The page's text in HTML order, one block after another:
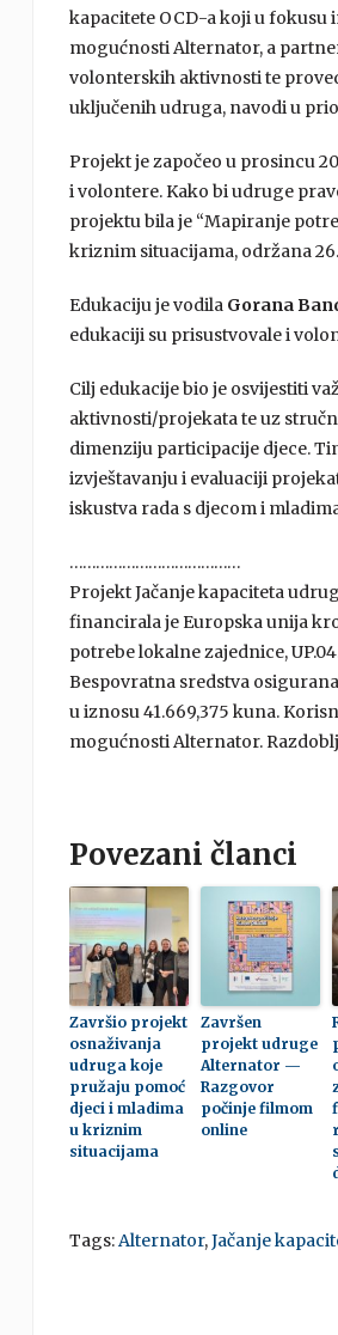
kapacitete OCD-a koji u fokusu
mogućnosti Alternator, a
volonterskih aktivnosti te
uključenih udruga, navodi u
Projekt je započeo u prosincu
i volontere. Kako bi udruge
projektu bila je “Mapiranje
kriznim situacijama, održana
Edukaciju je vodilaGorana
edukaciji su prisustvovale i
Cilj edukacije bio je osvijestiti
aktivnosti/projekata te uz
dimenziju participacije djece.
izvještavanju i evaluaciji
iskustva rada s djecom i
…………………………………
Projekt Jačanje kapaciteta
financirala je Europska unija
potrebe lokalne zajednice,
Bespovratna sredstva
u iznosu 41.669,375 kuna.
mogućnosti Alternator.
Povezani članci
Završio projekt
osnaživanja
udruga koje
pružaju pomoć
djeci i mladima
u kriznim
situacijama
Završen
projekt udruge
Alternator —
Razgovor
počinje filmom
online
Tags:Alternator,Jačanje